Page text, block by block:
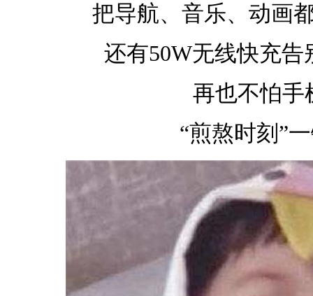
把导航、音乐、动画
还有50W无线快充
再也不怕手
“煎熬时刻”